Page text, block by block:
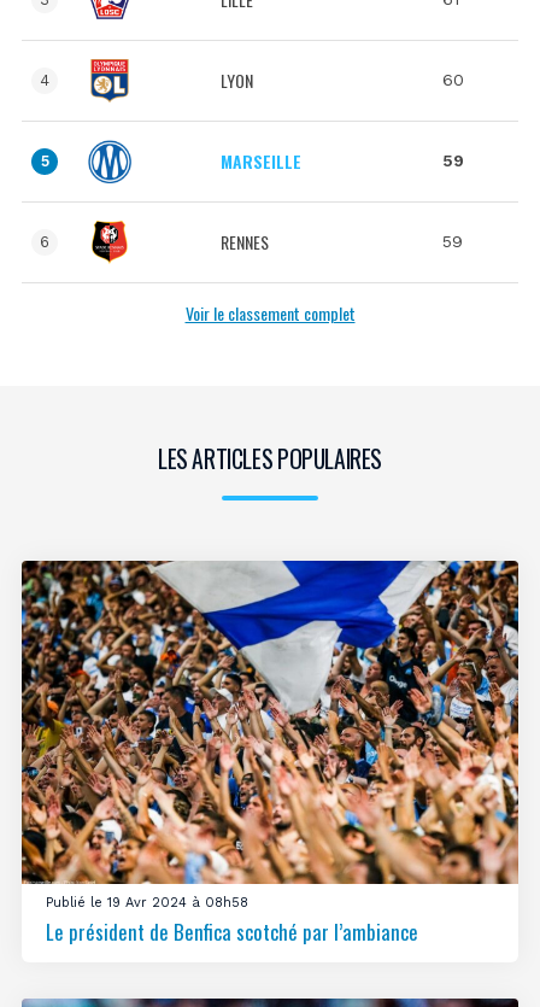
4 LYON 60
5 MARSEILLE 59
6 RENNES 59
Voir le classement complet
LES ARTICLES POPULAIRES
Publié le 19 Avr 2024 à 08h58
Le président de Benfica scotché par l’ambiance